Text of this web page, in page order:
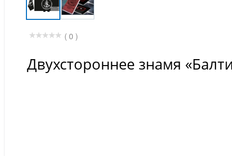
( 0 )
Двухстороннее знамя